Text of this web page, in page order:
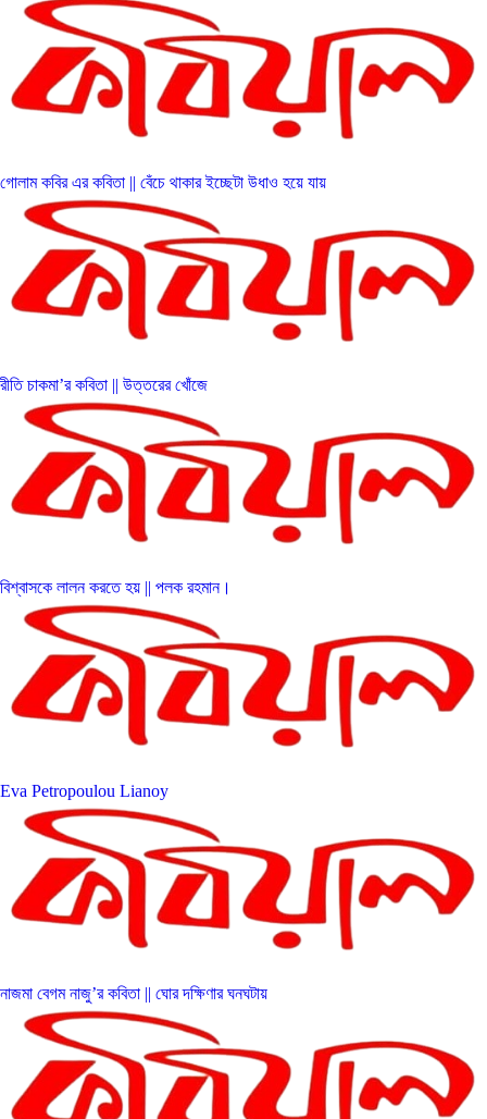
গোলাম কবির এর কবিতা || বেঁচে থাকার ইচ্ছেটা উধাও হয়ে যায়
রীতি চাকমা’র কবিতা || উত্তরের খোঁজে
বিশ্বাসকে লালন করতে হয় || পলক রহমান।
Eva Petropoulou Lianoy
নাজমা বেগম নাজু’র কবিতা || ঘোর দক্ষিণার ঘনঘটায়